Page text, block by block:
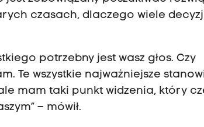
czasach, dlaczego wiele
potrzebny jest wasz głos. Czy
Te wszystkie najważniejsze
mam taki punkt widzenia, który
– mówił.